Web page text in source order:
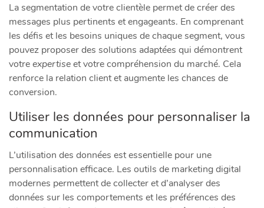
La segmentation de votre clientèle permet de créer des
messages plus pertinents et engageants. En comprenant
les défis et les besoins uniques de chaque segment, vous
pouvez proposer des solutions adaptées qui démontrent
votreexpertiseet votre compréhension du marché. Cela
renforce la relation client et augmente les chances de
conversion.
Utiliser les données pour personnaliser la
communication
L’utilisation des données est essentielle pour une
personnalisation efficace. Les outils de marketing digital
modernes permettent de collecter et d’analyser des
données sur les comportements et les préférences des